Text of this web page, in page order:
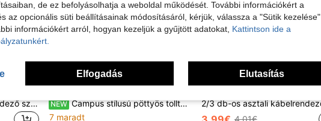
8 zsebes bővíthető iratrendező színes címkével,Pöttyös stílusú papírrendező doboz, hordozható bővíthető számlák és bizonylatok tartó, A4-es dokumentumtároló, otthoni, iskolai és irodaiPótékokhoz, iskolakezdéshez NEW Campus stílusú pöttyös tolltartó/irodalmi kelléktartó táska – többfunkciós, nagy kapacitású kialakítás, irodai kellékek tárolására, kreatív többfunkciós tolltartóként vagy hordozható utazó sminktáskaként is használható, diákoknak és felnőtteknek mindennapi használatra
7 maradt
4.01€
de ez befolyásolhatja a weboldal működését. További információkért a
az opcionális süti beállításainak módosításáról, kérjük, válassza a "Sütik kezelése"
információkért arról, hogyan kezeljük a gyűjtött adatokat, Kattintson ide a
Elfogadás Elutasítás